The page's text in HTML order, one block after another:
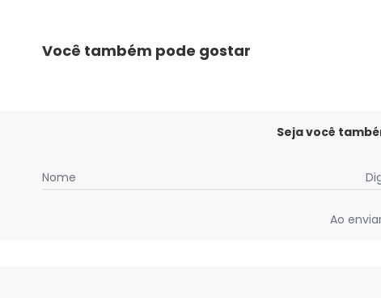
abril/2026
Você também pode gostar
Seja você
Nome
Ao